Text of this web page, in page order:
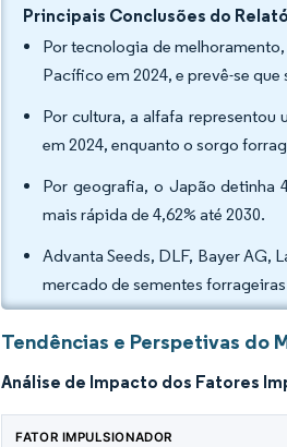
Principais Conclusões do
Por tecnologia de
Pacífico em 2024, e prevê-se que
Por cultura, a alfafa
em 2024, enquanto o sorgo
Por geografia, o Japão detinha
mais rápida de 4,62% até 2030.
Advanta Seeds, DLF, Bayer AG,
mercado de sementes
Tendências e Perspetivas do
Análise de Impacto dos Fatores
FATOR IMPULSIONADOR